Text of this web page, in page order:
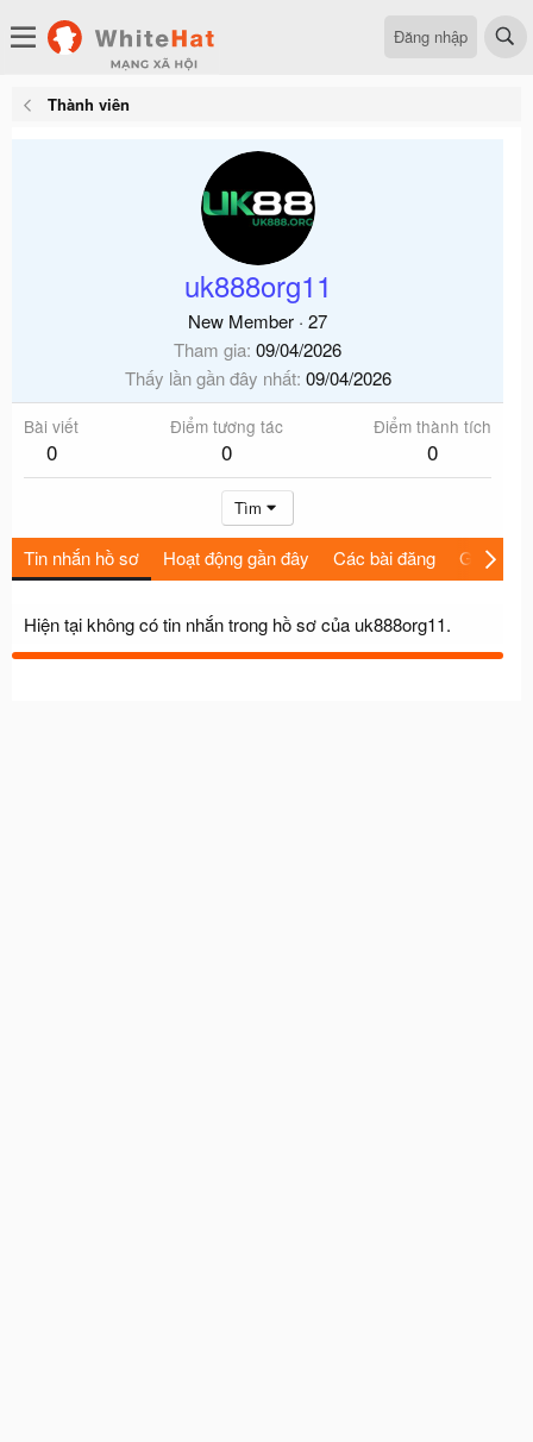
Đăng nhập
Thành viên
uk888org11
New Member · 27
Tham gia 09/04/2026
Thấy lần gần đây nhất 09/04/2026
Bài viết
0
Điểm tương tác
0
Điểm thành tích
0
Tìm
Tin nhắn hồ sơ Hoạt động gần đây Các bài đăng Giới thiệu
Hiện tại không có tin nhắn trong hồ sơ của uk888org11.